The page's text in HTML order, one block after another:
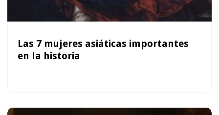
Las 7 mujeres asiáticas importantes
en la historia